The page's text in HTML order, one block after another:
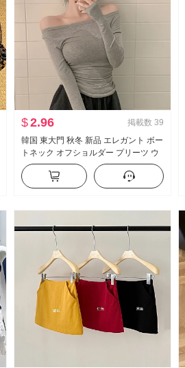
$2.96 掲載数 39
韓国 東大門 秋冬 新品 エレガント ボー
トネック オフショルダー プリーツ ウ
エストシェイプ スリム効果 薄手 マイ
クロ 透 長袖 Tシャツ